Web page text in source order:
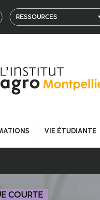
RESSOURCES
VIE ÉTUDIANTE
COURTE